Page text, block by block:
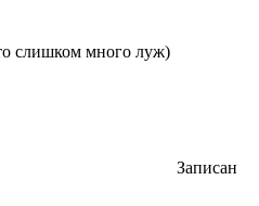
слишком много луж)
Записан